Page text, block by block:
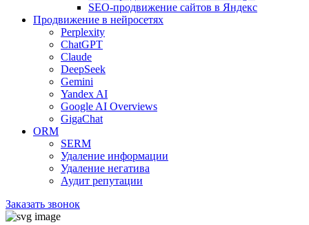
SEO-продвижение сайтов в Яндекс
Продвижение в нейросетях
Perplexity
ChatGPT
Claude
DeepSeek
Gemini
Yandex AI
Google AI Overviews
GigaChat
ORM
SERM
Удаление информации
Удаление негатива
Аудит репутации
Заказать звонок